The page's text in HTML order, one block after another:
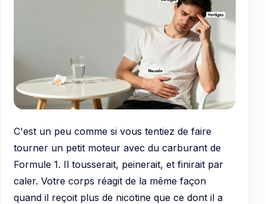
C'est un peu comme si vous tentiez de faire
tourner un petit moteur avec du carburant de
Formule 1. Il tousserait, peinerait, et finirait par
caler. Votre corps réagit de la même façon
quand il reçoit plus de nicotine que ce dont il a